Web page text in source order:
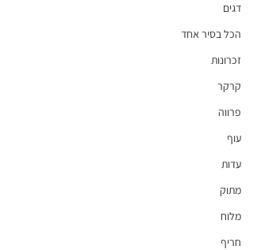
דגים
הכל בסיר אחד
זכרונות
קרקר
פרווה
עוף
עדות
מתוק
מלוח
חריף